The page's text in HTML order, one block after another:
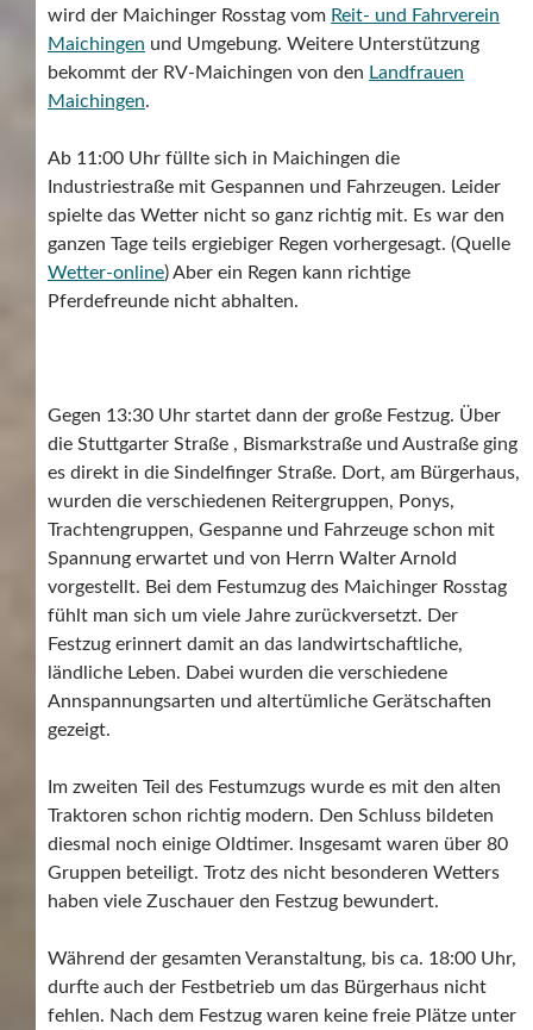
wird der Maichinger Rosstag vom Reit- und Fahrverein
Maichingen und Umgebung. Weitere Unterstützung
bekommt der RV-Maichingen von den Landfrauen
Maichingen.
Ab 11:00 Uhr füllte sich in Maichingen die
Industriestraße mit Gespannen und Fahrzeugen. Leider
spielte das Wetter nicht so ganz richtig mit. Es war den
ganzen Tage teils ergiebiger Regen vorhergesagt. (Quelle
Wetter-online) Aber ein Regen kann richtige
Pferdefreunde nicht abhalten.
Gegen 13:30 Uhr startet dann der große Festzug. Über
die Stuttgarter Straße , Bismarkstraße und Austraße ging
es direkt in die Sindelfinger Straße. Dort, am Bürgerhaus,
wurden die verschiedenen Reitergruppen, Ponys,
Trachtengruppen, Gespanne und Fahrzeuge schon mit
Spannung erwartet und von Herrn Walter Arnold
vorgestellt. Bei dem Festumzug des Maichinger Rosstag
fühlt man sich um viele Jahre zurückversetzt. Der
Festzug erinnert damit an das landwirtschaftliche,
ländliche Leben. Dabei wurden die verschiedene
Annspannungsarten und altertümliche Gerätschaften
gezeigt.
Im zweiten Teil des Festumzugs wurde es mit den alten
Traktoren schon richtig modern. Den Schluss bildeten
diesmal noch einige Oldtimer. Insgesamt waren über 80
Gruppen beteiligt. Trotz des nicht besonderen Wetters
haben viele Zuschauer den Festzug bewundert.
Während der gesamten Veranstaltung, bis ca. 18:00 Uhr,
durfte auch der Festbetrieb um das Bürgerhaus nicht
fehlen. Nach dem Festzug waren keine freie Plätze unter